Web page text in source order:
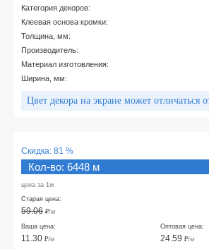
Категория декоров:
Клеевая основа кромки:
Толщина, мм:
Производитель:
Материал изготовления:
Ширина, мм:
Цвет декора на экране может отличаться
Скидка: 81 %
Кол-во: 6448 м
цена за 1м
Старая цена:
59.06 ₽/м
Ваша цена:
11.30 ₽/м
Оптовая цена:
24.59 ₽/м